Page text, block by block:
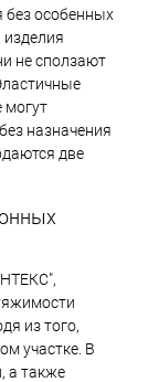
особенных
не сползают
могут
назначения
две
из того,
участке. В
а также